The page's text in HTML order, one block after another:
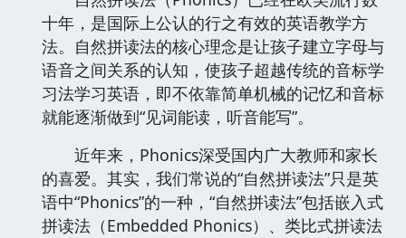
十年，是国际上公认的行之有效的英语教学方
法。自然拼读法的核心理念是让孩子建立字母与
语音之间关系的认知，使孩子超越传统的音标学
习法学习英语，即不依靠简单机械的记忆和音标
就能逐渐做到“见词能读，听音能写”。
近年来，Phonics深受国内广大教师和家长
的喜爱。其实，我们常说的“自然拼读法”只是英
语中“Phonics”的一种，“自然拼读法”包括嵌入式
拼读法（Embedded Phonics）、类比式拼读法